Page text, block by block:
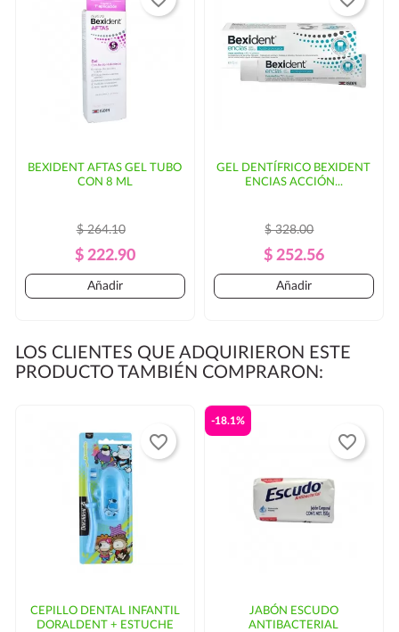
BEXIDENT AFTAS GEL TUBO
CON 8 ML
Precio
Regular
$ 264.10
Precio
$ 222.90
Añadir
GEL DENTÍFRICO BEXIDENT
ENCIAS ACCIÓN...
Precio
Regular
$ 328.00
Precio
$ 252.56
Añadir
LOS CLIENTES QUE ADQUIRIERON ESTE
PRODUCTO TAMBIÉN COMPRARON:
CEPILLO DENTAL INFANTIL
DORALDENT + ESTUCHE
favorite_border
JABÓN ESCUDO
ANTIBACTERIAL
-18.1%
favorite_border